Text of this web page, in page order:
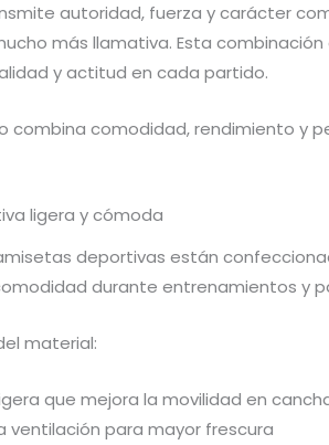
autoridad, fuerza y carácter
más llamativa. Esta
y actitud en cada partido.
combina comodidad, rendimiento y
ligera y cómoda
deportivas están
durante entrenamientos y
material:
que mejora la movilidad en
ventilación para mayor frescura